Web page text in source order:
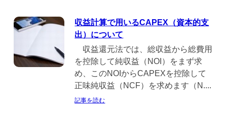
収益計算で用いるCAPEX（資本的支
出）について
収益還元法では、総収益から総費用
を控除して純収益（NOI）をまず求
め、このNOIからCAPEXを控除して
正味純収益（NCF）を求めます（N....
記事を読む